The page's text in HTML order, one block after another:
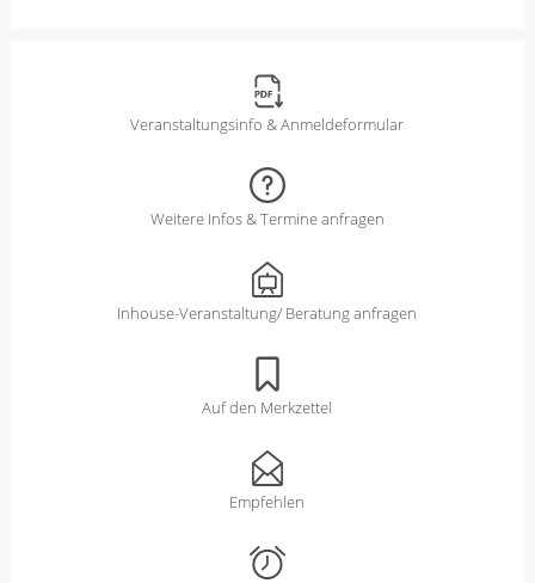
Veranstaltungsinfo & Anmeldeformular
Weitere Infos & Termine anfragen
Inhouse-Veranstaltung/ Beratung anfragen
Auf den Merkzettel
Empfehlen